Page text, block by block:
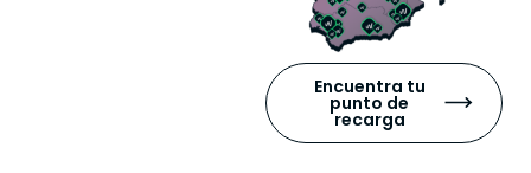
Encuentra tu
punto de
recarga